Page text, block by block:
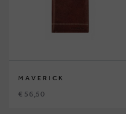
MAVERICK
€ 56,50